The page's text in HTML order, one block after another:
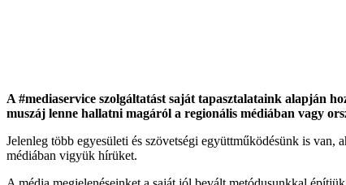
A #mediaservice szolgáltatást saját tapasztalataink alapján
muszáj lenne hallatni magáról a regionális médiában vagy
Jelenleg több egyesületi és szövetségi együttműködésünk is
médiában vigyük hírüket.